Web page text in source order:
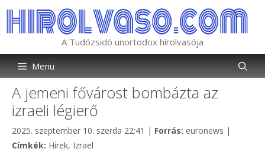
tartalomba
A Tudózsidó unortodox hírolvasója
Menü
A jemeni fővárost bombázta az
izraeli légierő
2025. szeptember 10. szerda 22:41 | Forrás: Kategória
euronews |
Címkék: Címkék
Hírek, Izrael